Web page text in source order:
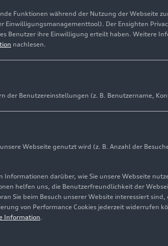
Funktionen während der Nutzung der Webseite
Einwilligungsmanagementtool). Der Ensighten
Benutzer ihre Einwilligung erteilt haben. Weitere
nachlesen.
der Benutzereinstellungen (z. B. Benutzername,
Webseite genutzt wird (z. B. Anzahl der
darüber, wie Sie unsere Webseite
helfen uns, die Benutzerfreundlichkeit der
Sie beim Besuch unserer Website interessiert
von Performance Cookies jederzeit widerrufen
Information.